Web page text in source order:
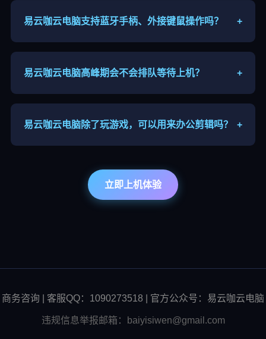
易云咖云电脑支持蓝牙手柄、外接键鼠操作吗？
+
配绝大多数网游与单机操作。
易云咖云电脑高峰期会不会排队等待上机？
+
峰上线，优先套餐可缩短等待时长。
易云咖云电脑除了玩游戏，可以用来办公剪辑吗？
+
立即上机体验
商务咨询 | 客服QQ：1090273518 | 官方公众号：易云咖云电脑
违规信息举报邮箱：baiyisiwen@gmail.com